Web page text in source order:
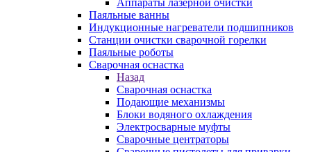
Аппараты лазерной очистки
Паяльные ванны
Индукционные нагреватели подшипников
Станции очистки сварочной горелки
Паяльные роботы
Сварочная оснастка
Назад
Сварочная оснастка
Подающие механизмы
Блоки водяного охлаждения
Электросварные муфты
Сварочные центраторы